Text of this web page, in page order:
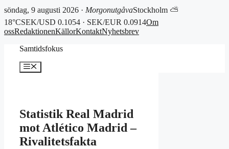
söndag, 9 augusti 2026 · MorgonutgåvaStockholm ⛅
18°CSEK/USD 0.1054 · SEK/EUR 0.0914Om
ossRedaktionenKällorKontaktNyhetsbrev
Samtidsfokus
Meny
Statistik Real Madrid
mot Atlético Madrid –
Rivalitetsfakta